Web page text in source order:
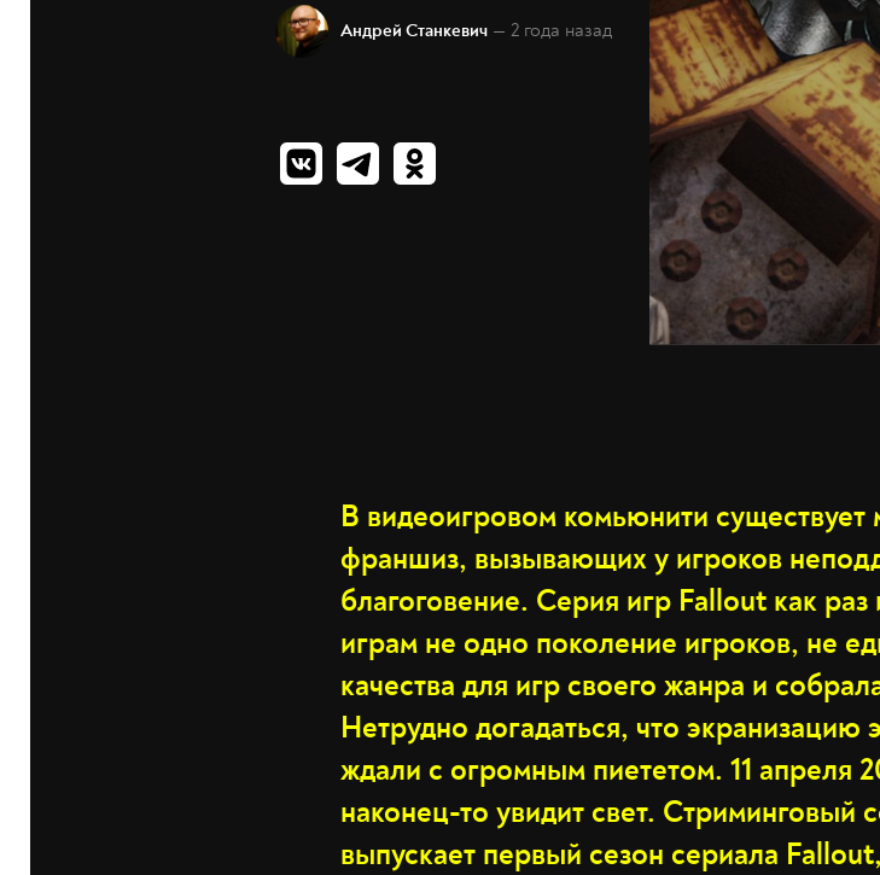
Андрей Станкевич — 2 года назад
В видеоигровом комьюнити существует
франшиз, вызывающих у игроков
благоговение. Серия игр Fallout как
играм не одно поколение игроков, не
качества для игр своего жанра и
Нетрудно догадаться, что экранизацию
ждали с огромным пиететом. 11 апреля
наконец-то увидит свет. Стриминговый
выпускает первый сезон сериала